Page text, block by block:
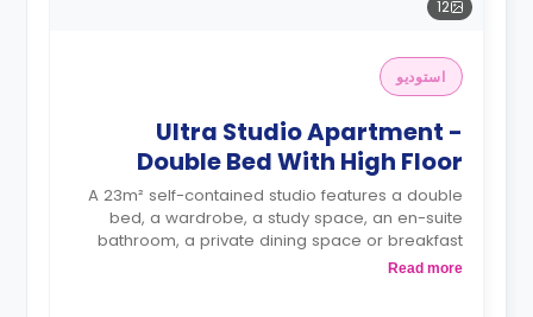
12
استوديو
Ultra Studio Apartment -
Double Bed With High Floor
A 23m² self-contained studio features a double
bed, a wardrobe, a study space, an en-suite
bathroom, a private dining space or breakfast
bar, and a fully fitted kitchenette.
Read more